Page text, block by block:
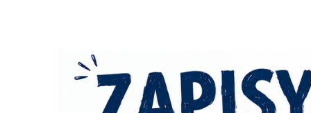
Ścieżka
nawigacyjna
Strona główna
Mistrzostwa